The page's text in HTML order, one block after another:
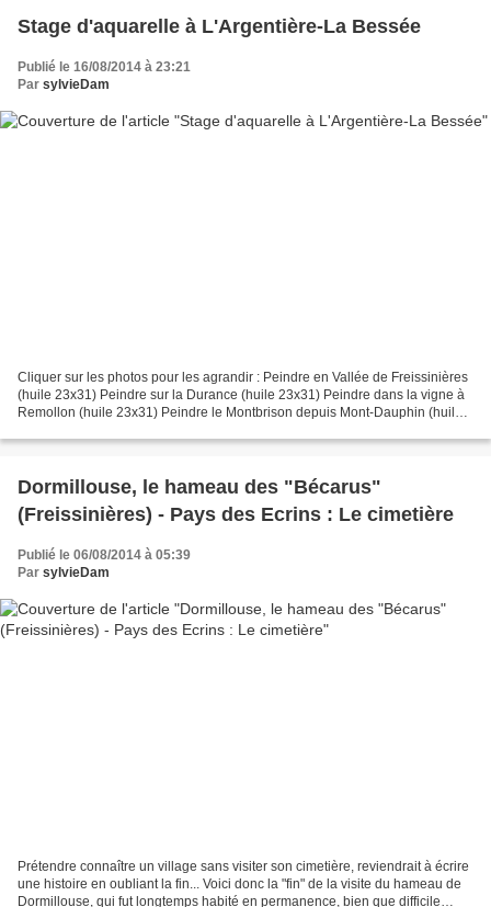
Stage d'aquarelle à L'Argentière-La Bessée
Publié le 16/08/2014 à 23:21
Par sylvieDam
Cliquer sur les photos pour les agrandir : Peindre en Vallée de Freissinières
(huile 23x31) Peindre sur la Durance (huile 23x31) Peindre dans la vigne à
Remollon (huile 23x31) Peindre le Montbrison depuis Mont-Dauphin (huile
Dormillouse, le hameau des "Bécarus"
(Freissinières) - Pays des Ecrins : Le cimetière
Publié le 06/08/2014 à 05:39
Par sylvieDam
Prétendre connaître un village sans visiter son cimetière, reviendrait à écrire
une histoire en oubliant la fin... Voici donc la "fin" de la visite du hameau de
Dormillouse, qui fut longtemps habité en permanence, bien que difficile